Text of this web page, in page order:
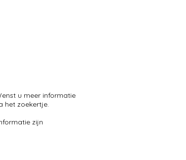
u meer informatie
het zoekertje.
zijn